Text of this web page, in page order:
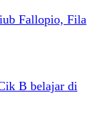
Fallopio, Fila
B belajar di